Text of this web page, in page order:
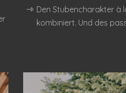
Den Stubencharakter à
kombiniert. Und des